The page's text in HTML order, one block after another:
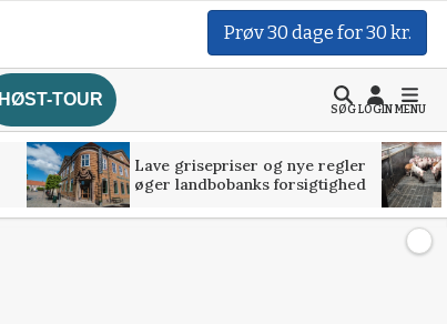
Prøv 30 dage for 30 kr.
HØST-TOUR
SØGLOGINMENU
Lave grisepriser og nye regler
øger landbobanks forsigtighed